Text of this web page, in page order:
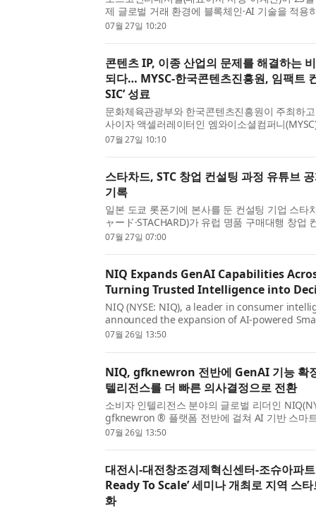
제 글로벌 거래 환경에 블록체인·AI 기술을 적용
기술 검증(PoC)을 완료했다. 포스코인터내셔널
07월 27일 10:20
콘텐츠 IP, 이종 산업의 문제를 해결하는
되다… MYSC-한국콘텐츠진흥원, 임팩트
SIC’ 성료
문화체육관광부와 한국콘텐츠진흥원이 주최하
사이자 액셀러레이터인 엠와이소셜컴퍼니
콘텐츠 액셀러레이터 연계지원 프로그램: 2026
07월 27일 10:10
스타차드, STC 창업 컨설팅 과정 유튜브
기록
일본 도쿄 롯폰기에 본사를 둔 컨설팅 기업 스타
ャード·STACHARD)가 유럽 명품 구매대행 창업
자가 사업을 시작해 첫 매출을 올리기까지의 전
07월 27일 07:00
NIQ Expands GenAI Capabilities
Turning Trusted Intelligence into
NIQ (NYSE: NIQ), a leader in consumer
announced the expansion of AI-powered
its gfknewron ® platform. By bringing
07월 26일 13:50
NIQ, gfknewron 전반에 GenAI 기능 확
텔리전스를 더 빠른 의사결정으로 전환
소비자 인텔리전스 분야의 글로벌 리더인
gfknewron ® 플랫폼 전반에 걸쳐 AI 기반 스마
Insights)의 확장을 발표했다. 여러 시장과 카테
07월 26일 13:50
대전시-대전창조경제혁신센터-조슈아파
Ready To Scale’ 세미나 개최로 지역 스
화